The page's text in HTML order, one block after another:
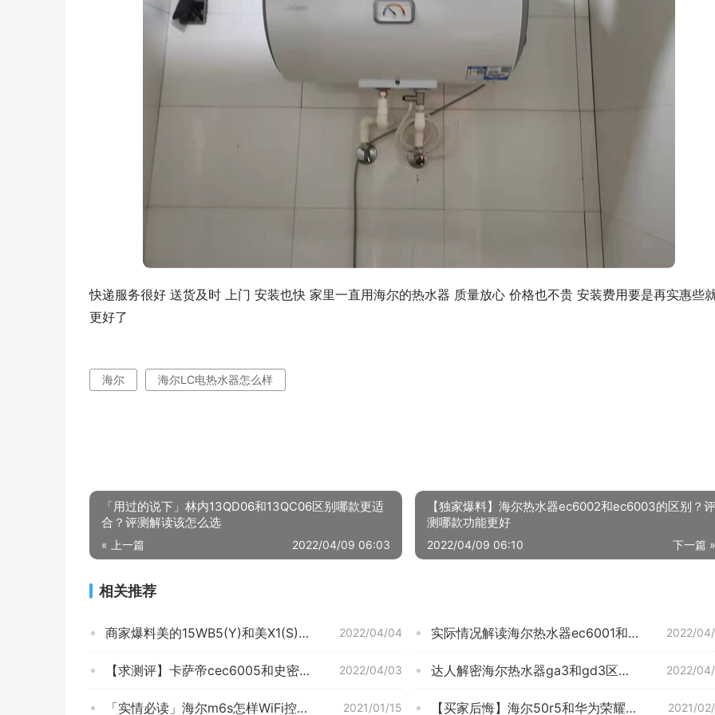
快递服务很好 送货及时 上门 安装也快 家里一直用海尔的热水器 质量放心 价格也不贵 安装费用要是再实惠些
更好了
海尔 海尔LC电热水器怎么样
「用过的说下」林内13QD06和13QC06区别哪款更适
合？评测解读该怎么选
« 上一篇 2022/04/09 06:03
相关推荐
2022/04/04
商家爆料美的15WB5(Y)和美X1(S)哪款更适合？谁是性价比之王 2022/
实际情况解读海尔热水器ec6001和ec6002区别哪款更适合？评测结果不看后悔
2022/04/03
【求测评】卡萨帝cec6005和史密斯e60vdp比较 哪款好？应该怎么样选择 2022/
达人解密海尔热水器ga3和gd3区别 哪个更好用？应该怎么样选择
2021/01/15
「实情必读」海尔m6s怎样WiFi控制？良心点评配置区别 2021/
【买家后悔】海尔50r5和华为荣耀x1哪个好？谁是性价比之王